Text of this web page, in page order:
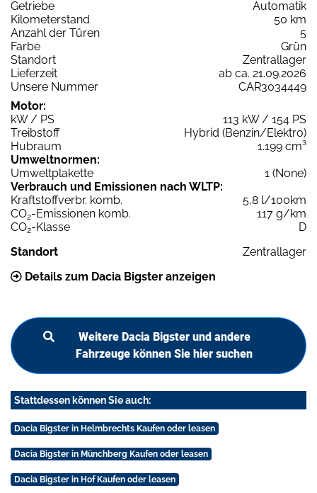
Getriebe
Automatik
Kilometerstand
50 km
Anzahl der Türen
5
Farbe
Grün
Standort
Zentrallager
Lieferzeit
ab ca. 21.09.2026
Unsere Nummer
CAR3034449
Motor:
kW / PS
113 kW / 154 PS
Treibstoff
Hybrid (Benzin/Elektro)
Hubraum
1.199 cm³
Umweltnormen:
Umweltplakette
1 (None)
Verbrauch und Emissionen nach WLTP:
Kraftstoffverbr. komb.
5,8 l/100km
CO2-Emissionen komb.
117 g/km
CO2-Klasse
D
Standort
Zentrallager
Details zum Dacia Bigster anzeigen
Weitere Dacia Bigster und andere
Fahrzeuge können Sie hier suchen
Stattdessen können Sie auch:
Dacia Bigster in Helmbrechts Kaufen oder leasen
Dacia Bigster in Münchberg Kaufen oder leasen
Dacia Bigster in Hof Kaufen oder leasen